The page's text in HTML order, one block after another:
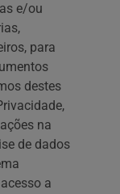
e/ou
para
destes
na
de dados
a